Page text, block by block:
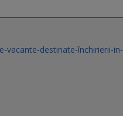
vacante-destinate-închirierii-in-